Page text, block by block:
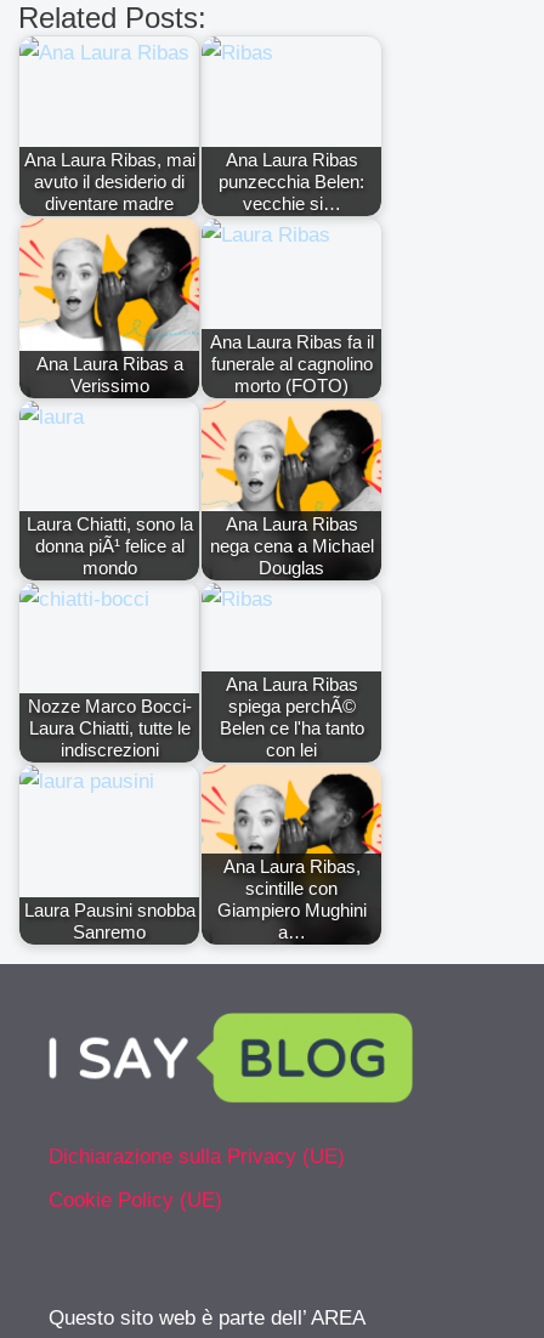
Related Posts:
Ana Laura Ribas, mai
avuto il desiderio di
diventare madre
Ana Laura Ribas
punzecchia Belen:
vecchie si…
Ana Laura Ribas a
Verissimo
Ana Laura Ribas fa il
funerale al cagnolino
morto (FOTO)
Laura Chiatti, sono la
donna piÃ¹ felice al
mondo
Ana Laura Ribas
nega cena a Michael
Douglas
Nozze Marco Bocci-
Laura Chiatti, tutte le
indiscrezioni
Ana Laura Ribas
spiega perchÃ©
Belen ce l'ha tanto
con lei
Laura Pausini snobba
Sanremo
Ana Laura Ribas,
scintille con
Giampiero Mughini
a…
Dichiarazione sulla Privacy (UE)
Cookie Policy (UE)
Questo sito web è parte dell’ AREA